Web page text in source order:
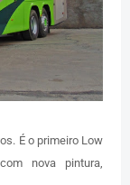
É o primeiro Low
nova pintura,